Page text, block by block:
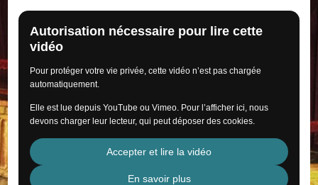
Autorisation nécessaire pour lire cette
vidéo
Pour protéger votre vie privée, cette vidéo n’est pas chargée
automatiquement.
Elle est lue depuis YouTube ou Vimeo. Pour l’afficher ici, nous
devons charger leur lecteur, qui peut déposer des cookies.
Accepter et lire la vidéo
En savoir plus